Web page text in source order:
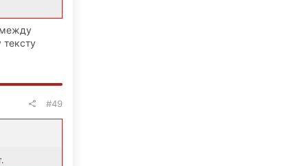
между
#49